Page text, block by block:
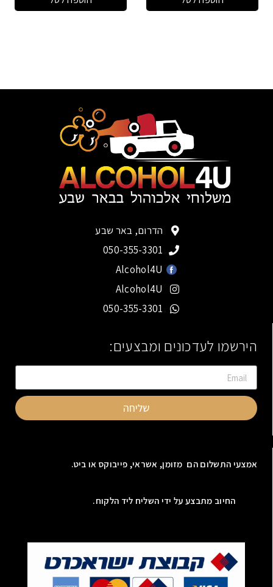
הדרום, באר שבע
050-355-3301
Alcohol4U
Alcohol4U
050-355-3301
הירשמו לעדכונים ומבצעים:
שליחה
אמצעי התשלום הם מזומן, אשראי, פייבוקס או ביט.
החיוב מתבצע על ידי השליח ליד הלקוח.